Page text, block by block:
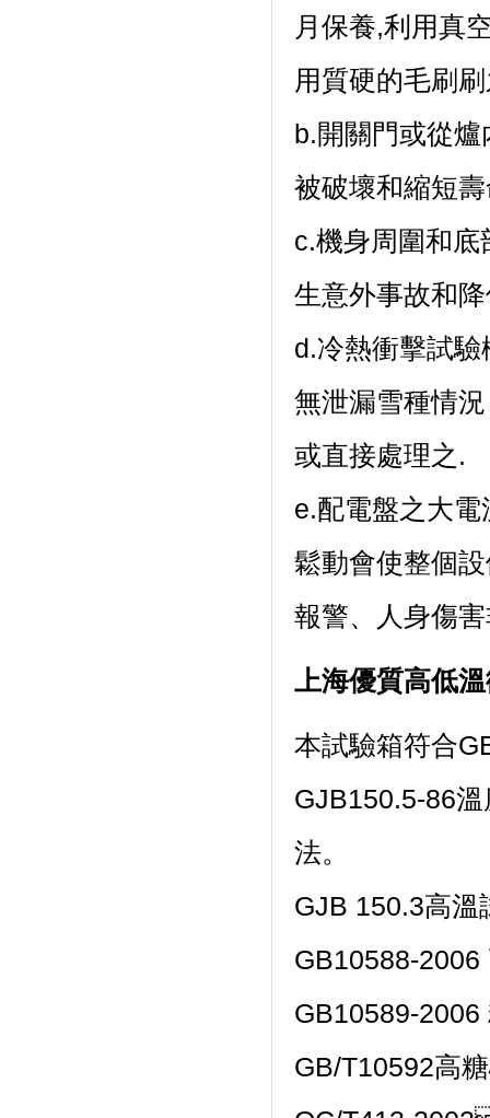
月保養,利用真
用質硬的毛刷刷
b.開關門或從爐
被破壞和縮短
c.機身周圍和底
生意外事故和
d.冷熱衝擊試驗
無泄漏雪種情況
或直接處理之.
e.配電盤之大電
鬆動會使整個設備
報警、人身傷
上海優質高低
本試驗箱符合
GJB150.5-86溫
法。
GJB 150.3高溫試
GB10588-2006
GB10589-2006
GB/T10592高糖